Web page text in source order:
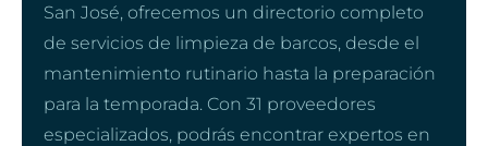
San José, ofrecemos un directorio completo
de servicios de limpieza de barcos, desde el
mantenimiento rutinario hasta la preparación
para la temporada. Con 31 proveedores
especializados, podrás encontrar expertos en